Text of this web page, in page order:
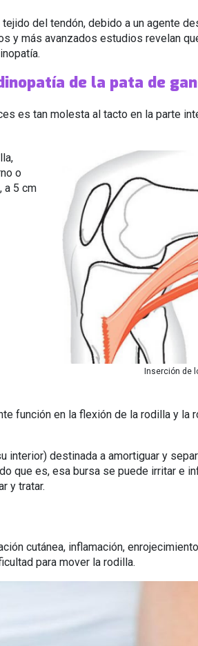
del tendón, debido a un agente
y más avanzados estudios revelan
de la pata de
es tan molesta al tacto en la parte
o
a 5 cm
Inserción de
función en la flexión de la rodilla y la
destinada a amortiguar y
que es, esa bursa se puede irritar e
y tratar.
cutánea, inflamación,
para mover la rodilla.